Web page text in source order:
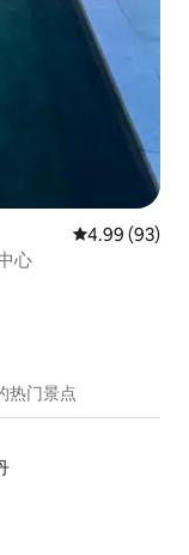
平均评分 4.99
4.99 (93)
心
热门景点